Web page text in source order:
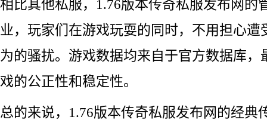
相比其他私服，1.76版本传奇私服发布网的
业，玩家们在游戏玩耍的同时，不用担心遭
为的骚扰。游戏数据均来自于官方数据库，
戏的公正性和稳定性。
总的来说，1.76版本传奇私服发布网的经典